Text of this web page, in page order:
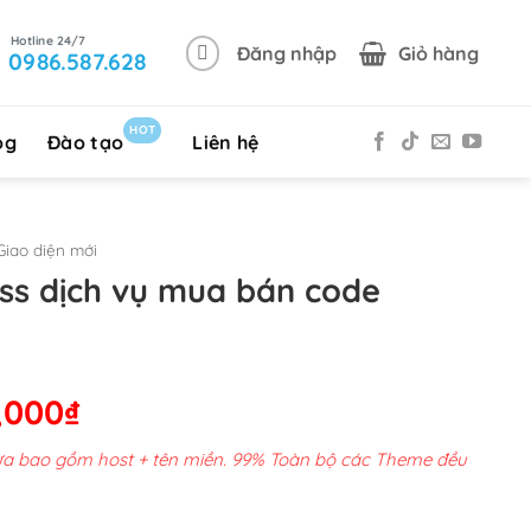
0986.587.628 Đăng nhập Giỏ hàng
Đào tạo
HOT
Liên hệ
diện mới
dịch vụ mua bán code
₫Giá
hiện
tại
bao gồm host + tên miền. 99% Toàn bộ các Theme đều